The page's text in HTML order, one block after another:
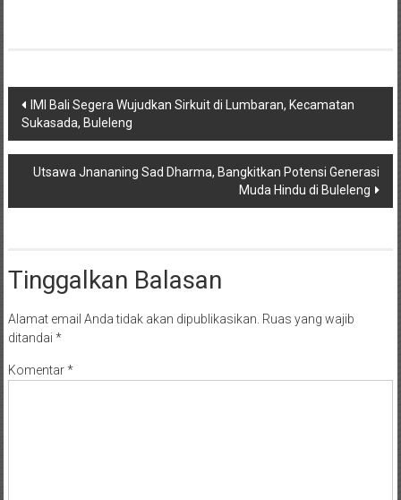
Navigasi
pos
IMI Bali Segera Wujudkan Sirkuit di Lumbaran, Kecamatan
Sukasada, Buleleng
Utsawa Jnananing Sad Dharma, Bangkitkan Potensi Generasi
Muda Hindu di Buleleng
Tinggalkan Balasan
Alamat email Anda tidak akan dipublikasikan. Ruas yang wajib
ditandai *
Komentar*